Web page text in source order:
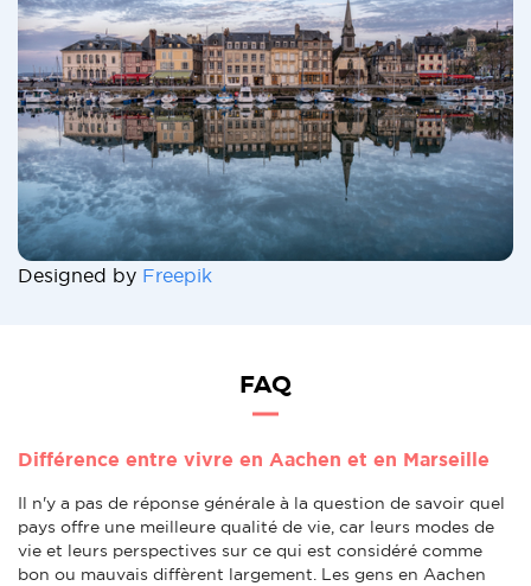
Designed by Freepik
FAQ
Différence entre vivre en Aachen et en Marseille
Il n'y a pas de réponse générale à la question de savoir quel
pays offre une meilleure qualité de vie, car leurs modes de
vie et leurs perspectives sur ce qui est considéré comme
bon ou mauvais diffèrent largement. Les gens en Aachen